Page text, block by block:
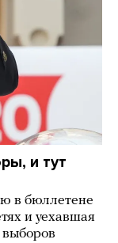
и тут
в бюллетене
и уехавшая